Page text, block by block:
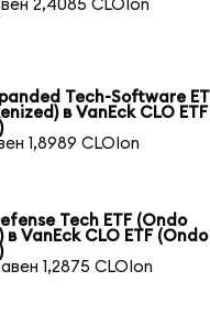
2,4085 CLOIon
Tech-Software
в VanEck CLO
1,8989 CLOIon
Tech ETF (Ondo
в VanEck CLO ETF (Ondo
1,2875 CLOIon